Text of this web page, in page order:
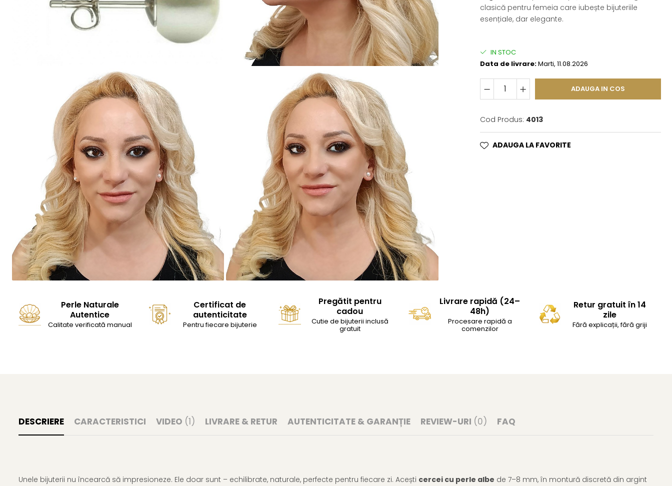
Seturi Perle cu Argint
clasică pentru femeia care iubește bijuteriile
esențiale, dar elegante.
IN STOC
Data de livrare:Marti, 11.08.2026
ADAUGA IN COS
Cod Produs: 4013
ADAUGA LA FAVORITE
Perle Naturale
Autentice
Calitate verificată manual
Certificat de
autenticitate
Pentru fiecare bijuterie
Pregătit pentru
cadou
Cutie de bijuterii inclusă
gratuit
Livrare rapidă (24–
48h)
Procesare rapidă a
comenzilor
Retur gratuit în 14
zile
Fără explicații, fără griji
DESCRIERE CARACTERISTICI VIDEO (1) LIVRARE & RETUR AUTENTICITATE & GARANȚIE REVIEW-URI (0) FAQ
Unele bijuterii nu încearcă să impresioneze. Ele doar sunt – echilibrate, naturale, perfecte pentru fiecare zi. Acești cercei cu perle albe de 7–8 mm, în montură discretă din argint